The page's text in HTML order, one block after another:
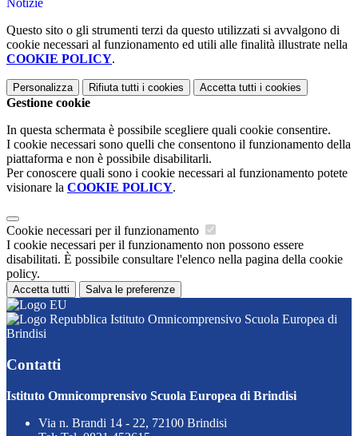
Notizie
Questo sito o gli strumenti terzi da questo utilizzati si avvalgono di
cookie necessari al funzionamento ed utili alle finalità illustrate nella
COOKIE POLICY.
Personalizza Rifiuta tutti i cookies Accetta tutti i cookies
Gestione cookie
In questa schermata è possibile scegliere quali cookie consentire.
I cookie necessari sono quelli che consentono il funzionamento della
piattaforma e non è possibile disabilitarli.
Per conoscere quali sono i cookie necessari al funzionamento potete
visionare la COOKIE POLICY.
Cookie necessari per il funzionamento
I cookie necessari per il funzionamento non possono essere
disabilitati. È possibile consultare l'elenco nella pagina della cookie
policy.
Accetta tutti Salva le preferenze
Istituto Omnicomprensivo Scuola Europea di
Brindisi
Contatti
Istituto Omnicomprensivo Scuola Europea di Brindisi
Via n. Brandi 14 - 22, 72100 Brindisi